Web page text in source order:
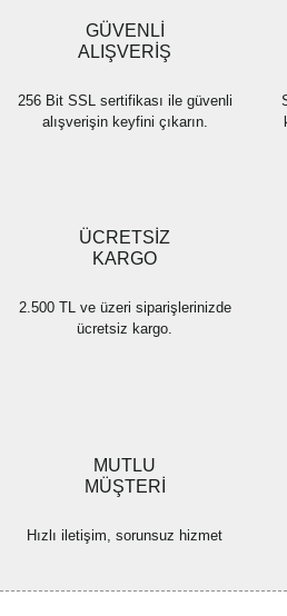
GÜVENLİ
ALIŞVERİŞ
256 Bit SSL sertifikası ile güvenli
alışverişin keyfini çıkarın.
ÜCRETSİZ
KARGO
2.500 TL ve üzeri siparişlerinizde
ücretsiz kargo.
MUTLU
MÜŞTERİ
Hızlı iletişim, sorunsuz hizmet